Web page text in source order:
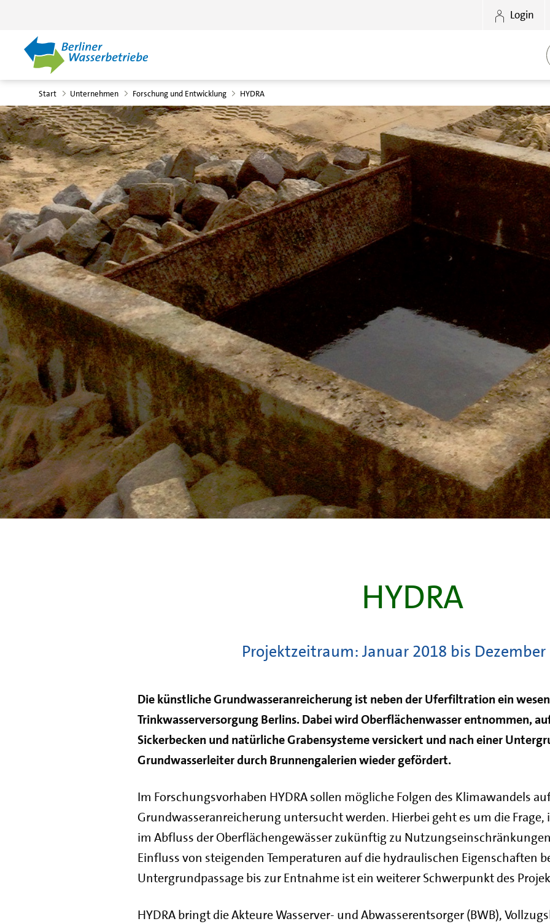
Login
Start Unternehmen Forschung und Entwicklung HYDRA
HYDRA
Projektzeitraum: Januar 2018 bis Dezember
Die künstliche Grundwasseranreicherung ist neben der Uferfiltration ein
Trinkwasserversorgung Berlins. Dabei wird Oberflächenwasser entnommen,
Sickerbecken und natürliche Grabensysteme versickert und nach einer
Grundwasserleiter durch Brunnengalerien wieder gefördert.
Im Forschungsvorhaben HYDRA sollen mögliche Folgen des Klimawandels
Grundwasseranreicherung untersucht werden. Hierbei geht es um die
im Abfluss der Oberflächengewässer zukünftig zu
Einfluss von steigenden Temperaturen auf die hydraulischen Eigenschaften
Untergrundpassage bis zur Entnahme ist ein weiterer Schwerpunkt des
HYDRA bringt die Akteure Wasserver- und Abwasserentsorger (BWB),